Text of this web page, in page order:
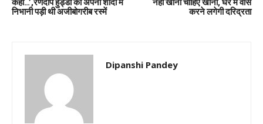
निभानी पड़ी थी अजीबोगरीब रस्में
करने लगेगी दरिद्रता
Dipanshi Pandey